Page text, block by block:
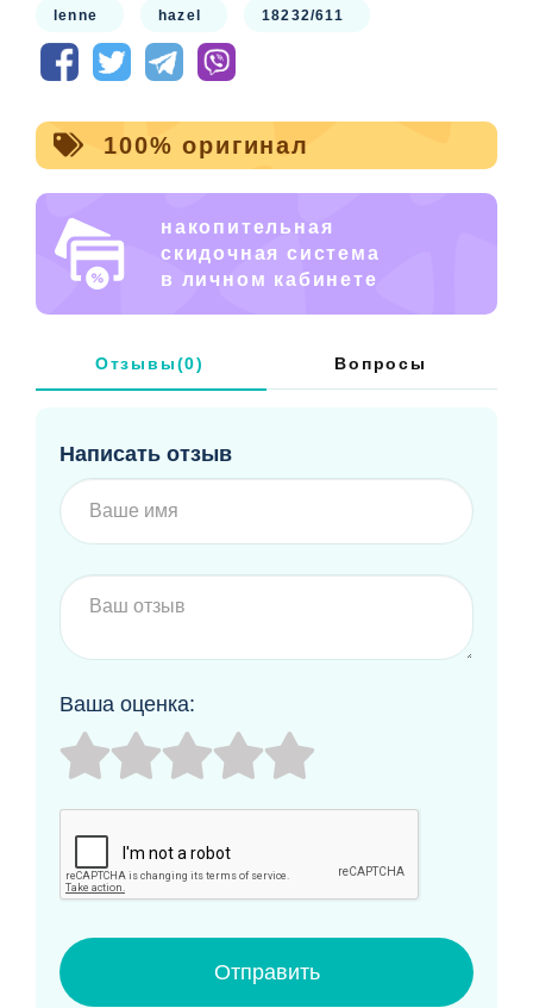
3. Материал не мнется.
это или губка или стирка без порошка или с жидким
порошком.
Невероятно красивая курточка для девочек
Утеплитель 80 гр isosoft
Подкладка полиэстер 100%
lenne hazel 18232/611
100% оригинал
накопительная
скидочная система
в личном кабинете
Отзывы(0) Вопросы
Написать отзыв
Ваша оценка:
Отправить